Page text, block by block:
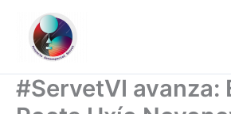
contenido
#ServetVI avanza: